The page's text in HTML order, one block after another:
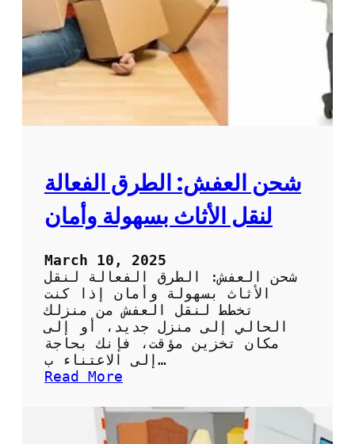
ر
ق
ن
ي
ا
م
ك
ة
:
ا
ل
ة
و
شحن العفش: الطرق الفعالة
لنقل الأثاث بسهولة وأمان
March 10, 2025
شحن العفش: الطرق الفعالة لنقل
الأثاث بسهولة وأمان إذا كنت
تخطط لنقل العفش من منزلك
الحالي إلى منزل جديد، أو إلى
مكان تخزين مؤقت، فإنك بحاجة
إلى الاعتناء ب…
Read More
ح
ن